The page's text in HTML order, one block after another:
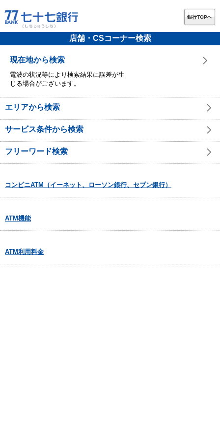
銀行TOPへ
店舗・CSコーナー検索
現在地から検索
電波の状況等により検索結果に誤差が生
じる場合がございます。
エリアから検索
サービス条件から検索
フリーワード検索
コンビニATM（イーネット、ローソン銀行、セブン銀行）
ATM機能
ATM利用料金